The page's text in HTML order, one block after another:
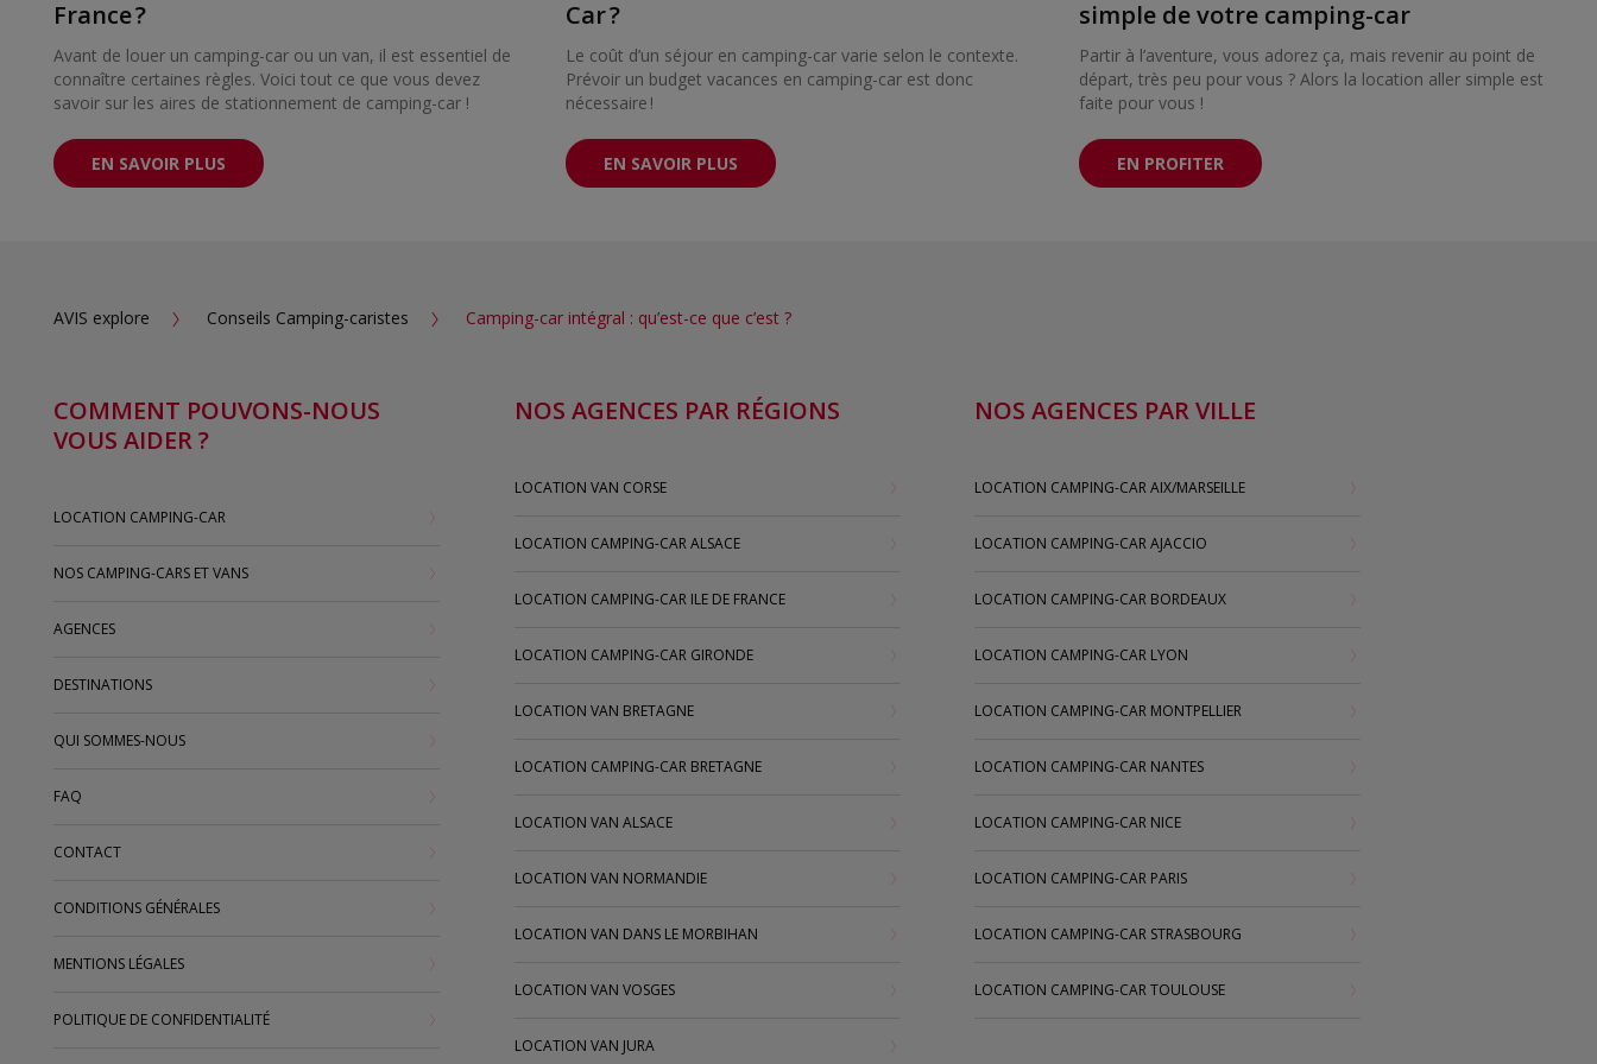
France ?
Avant de louer un camping-car ou un van, il est essentiel de
connaître certaines règles. Voici tout ce que vous devez
savoir sur les aires de stationnement de camping-car !
EN SAVOIR PLUS
Car ?
Le coût d’un séjour en camping-car varie selon le contexte.
Prévoir un budget vacances en camping-car est donc
nécessaire !
EN SAVOIR PLUS
simple de votre camping-car
Partir à l’aventure, vous adorez ça, mais revenir au point de
départ, très peu pour vous ? Alors la location aller simple est
faite pour vous !
EN PROFITER
AVIS explore Conseils Camping-caristes Camping-car intégral : qu’est-ce que c’est ?
COMMENT POUVONS-NOUS
VOUS AIDER ?
LOCATION CAMPING-CAR
NOS CAMPING-CARS ET VANS
AGENCES
DESTINATIONS
QUI SOMMES-NOUS
FAQ
CONTACT
CONDITIONS GÉNÉRALES
MENTIONS LÉGALES
POLITIQUE DE CONFIDENTIALITÉ
NOS AGENCES PAR RÉGIONS
LOCATION VAN CORSE
LOCATION CAMPING-CAR ALSACE
LOCATION CAMPING-CAR ILE DE FRANCE
LOCATION CAMPING-CAR GIRONDE
LOCATION VAN BRETAGNE
LOCATION CAMPING-CAR BRETAGNE
LOCATION VAN ALSACE
LOCATION VAN NORMANDIE
LOCATION VAN DANS LE MORBIHAN
LOCATION VAN VOSGES
LOCATION VAN JURA
NOS AGENCES PAR VILLE
LOCATION CAMPING-CAR AIX/MARSEILLE
LOCATION CAMPING-CAR AJACCIO
LOCATION CAMPING-CAR BORDEAUX
LOCATION CAMPING-CAR LYON
LOCATION CAMPING-CAR MONTPELLIER
LOCATION CAMPING-CAR NANTES
LOCATION CAMPING-CAR NICE
LOCATION CAMPING-CAR PARIS
LOCATION CAMPING-CAR STRASBOURG
LOCATION CAMPING-CAR TOULOUSE